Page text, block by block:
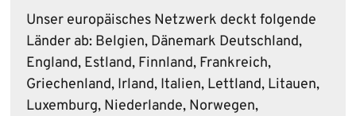
Unser europäisches Netzwerk deckt folgende
Länder ab: Belgien, Dänemark Deutschland,
England, Estland, Finnland, Frankreich,
Griechenland, Irland, Italien, Lettland, Litauen,
Luxemburg, Niederlande, Norwegen,